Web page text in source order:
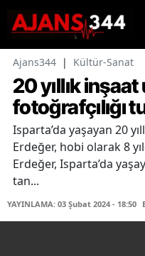
Ajans344 | Kültür-Sanat
20 yıllık
fotoğrafçılığı
Isparta’da yaşayan 20
Erdeğer, hobi olarak 8
Erdeğer, Isparta’da
tan...
YAYINLAMA: 03 Şubat 2024 - 18:50